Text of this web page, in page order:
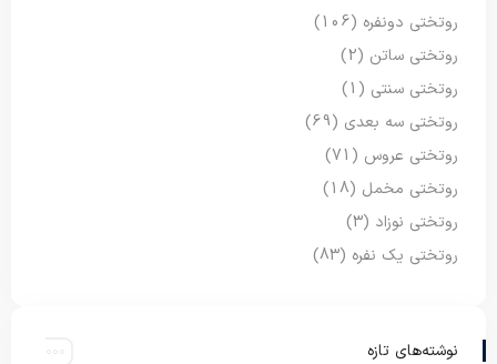
روتختی دونفره (106)
روتختی ساتن (2)
روتختی سنتی (1)
روتختی سه بعدی (69)
روتختی عروس (71)
روتختی مخمل (18)
روتختی نوزاد (3)
روتختی یک نفره (83)
نوشته‌های تازه